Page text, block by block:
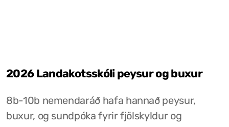
2026 Landakotsskóli peysur og buxur
8b-10b nemendaráð hafa hannað peysur,
buxur, og sundpóka fyrir fjölskyldur og